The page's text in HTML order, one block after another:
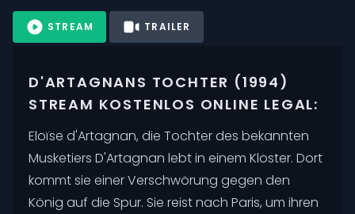
STREAM TRAILER
D'ARTAGNANS TOCHTER (1994)
STREAM KOSTENLOS ONLINE LEGAL:
Eloïse d'Artagnan, die Tochter des bekannten
Musketiers D'Artagnan lebt in einem Kloster. Dort
kommt sie einer Verschwörung gegen den
König auf die Spur. Sie reist nach Paris, um ihren